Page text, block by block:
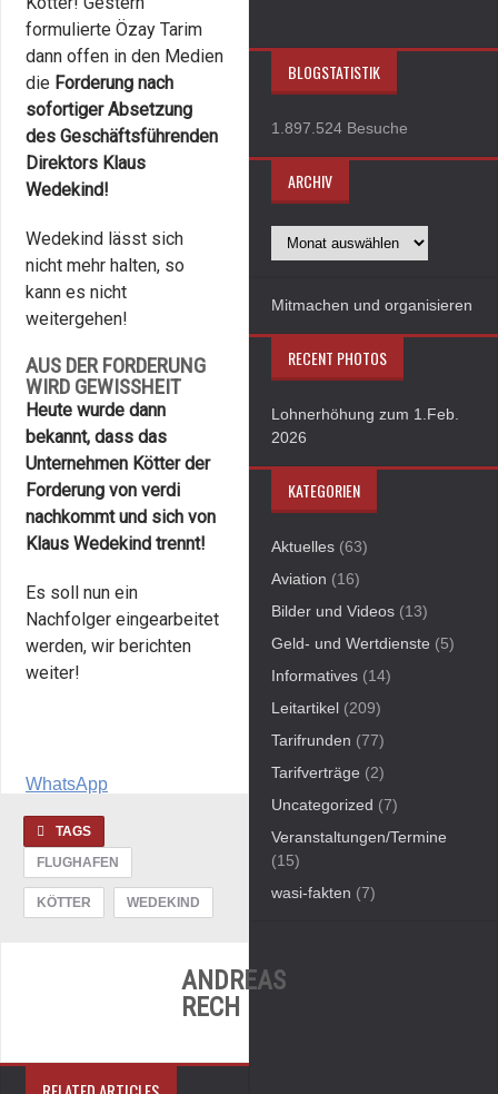
formulierte Özay Tarim
dann offen in den Medien
die Forderung nach
sofortiger Absetzung
des Geschäftsführenden
Direktors Klaus
Wedekind!
Wedekind lässt sich
nicht mehr halten, so
kann es nicht
weitergehen!
AUS DER FORDERUNG
WIRD GEWISSHEIT
Heute wurde dann
bekannt, dass das
Unternehmen Kötter der
Forderung von verdi
nachkommt und sich von
Klaus Wedekind trennt!
Es soll nun ein
Nachfolger eingearbeitet
werden, wir berichten
weiter!
WhatsApp
TAGS
FLUGHAFEN
KÖTTER WEDEKIND
ANDREAS
RECH
BLOGSTATISTIK
1.897.524 Besuche
ARCHIV
Mitmachen und organisieren
RECENT PHOTOS
Lohnerhöhung zum 1.Feb.
2026
KATEGORIEN
Aktuelles (63)
Aviation (16)
Bilder und Videos (13)
Geld- und Wertdienste (5)
Informatives (14)
Leitartikel (209)
Tarifrunden (77)
Tarifverträge (2)
Uncategorized (7)
Veranstaltungen/Termine
(15)
wasi-fakten (7)